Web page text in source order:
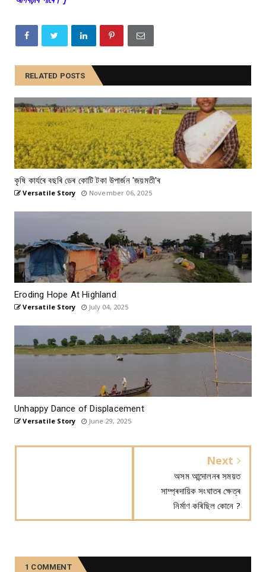
RELATED POSTS
কৃষি কাৰ্যৰে বছৰি ডেৰ কোটি টকা উপার্জন 'জয়মতী'ৰ
Versatile Story November 06, 2025
Eroding Hope At Highland
Versatile Story July 04, 2025
Unhappy Dance of Displacement
Versatile Story June 29, 2025
Next
অসম আন্দোলনৰ সময়ত
সাম্প্ৰদায়িক সংঘাতৰ ক্ষেত্ৰ
নিৰ্মাণ কৰিছিল কোনে ?
1 COMMENT